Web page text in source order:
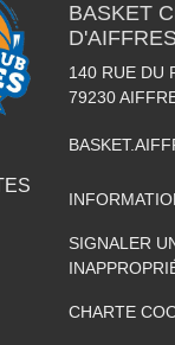
BASKET
140 RUE DU
79230
SIGNALER
CHARTE